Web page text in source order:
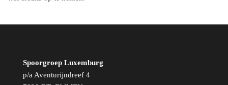
Spoorgroep Luxemburg
p/a Aventurijndreef 4